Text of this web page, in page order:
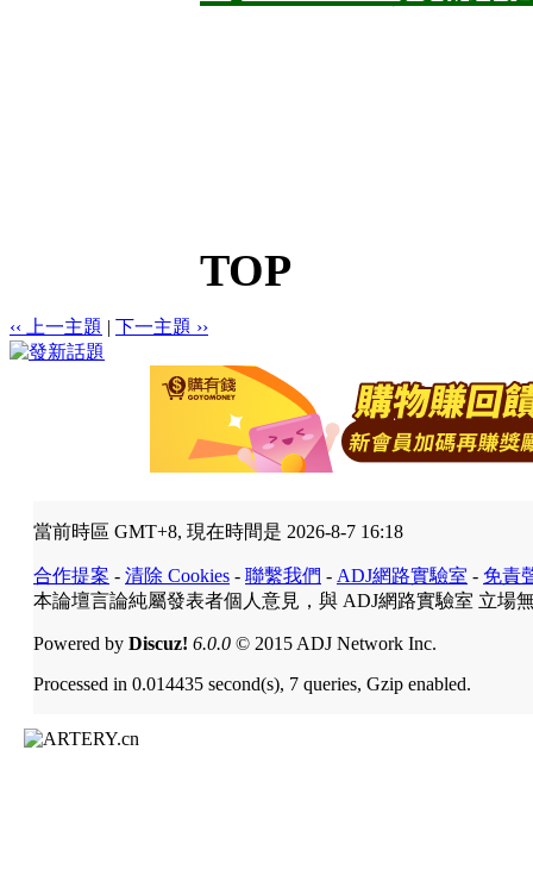
TOP
‹‹ 上一主題 | 下一主題 ››
當前時區 GMT+8, 現在時間是 2026-8-7 16:18
合作提案 - 清除 Cookies - 聯繫我們 - ADJ網路實驗室 - 免責
本論壇言論純屬發表者個人意見，與 ADJ網路實驗室 立場
Powered by Discuz! 6.0.0 © 2015 ADJ Network Inc.
Processed in 0.014435 second(s), 7 queries, Gzip enabled.